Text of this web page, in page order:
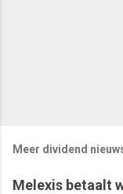
Meer dividend
Melexis betaalt